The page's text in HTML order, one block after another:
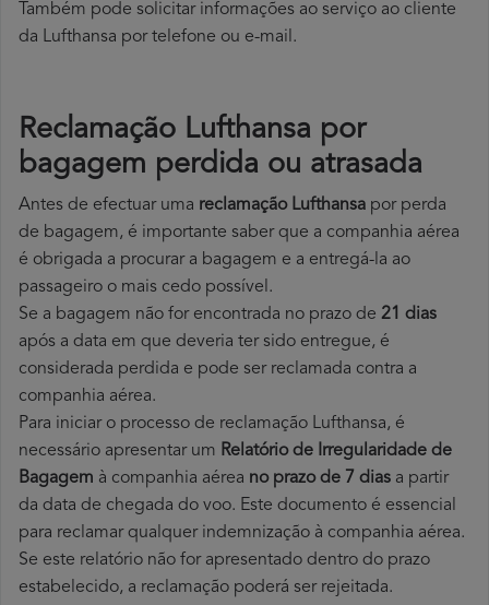
Também pode solicitar informações ao serviço ao cliente
da Lufthansa por telefone ou e-mail.
Reclamação Lufthansa por
bagagem perdida ou atrasada
Antes de efectuar uma reclamação Lufthansa por perda
de bagagem, é importante saber que a companhia aérea
é obrigada a procurar a bagagem e a entregá-la ao
passageiro o mais cedo possível.
Se a bagagem não for encontrada no prazo de 21 dias
após a data em que deveria ter sido entregue, é
considerada perdida e pode ser reclamada contra a
companhia aérea.
Para iniciar o processo de reclamação Lufthansa, é
necessário apresentar um Relatório de Irregularidade de
Bagagem à companhia aérea no prazo de 7 dias a partir
da data de chegada do voo. Este documento é essencial
para reclamar qualquer indemnização à companhia aérea.
Se este relatório não for apresentado dentro do prazo
estabelecido, a reclamação poderá ser rejeitada.